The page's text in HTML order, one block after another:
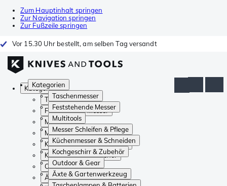
Zum Hauptinhalt springen
Zur Navigation springen
Zur Fußzeile springen
Vor 15.30 Uhr bestellt, am selben Tag versandt
Kategorien
Taschenmesser
Feststehende Messer
Multitools
Messer Schleifen & Pflege
Küchenmesser & Schneiden
Kochgeschirr & Zubehör
Outdoor & Gear
Äxte & Gartenwerkzeug
Kategorien
Taschenmesser
Feststehende Messer
Multitools
Messer Schleifen & Pflege
Küchenmesser & Schneiden
Kochgeschirr & Zubehör
Outdoor & Gear
Äxte & Gartenwerkzeug